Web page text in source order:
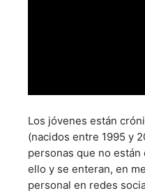
Los jóvenes están
(nacidos entre 1995 y
personas que no
ello y se enteran, en
personal en redes